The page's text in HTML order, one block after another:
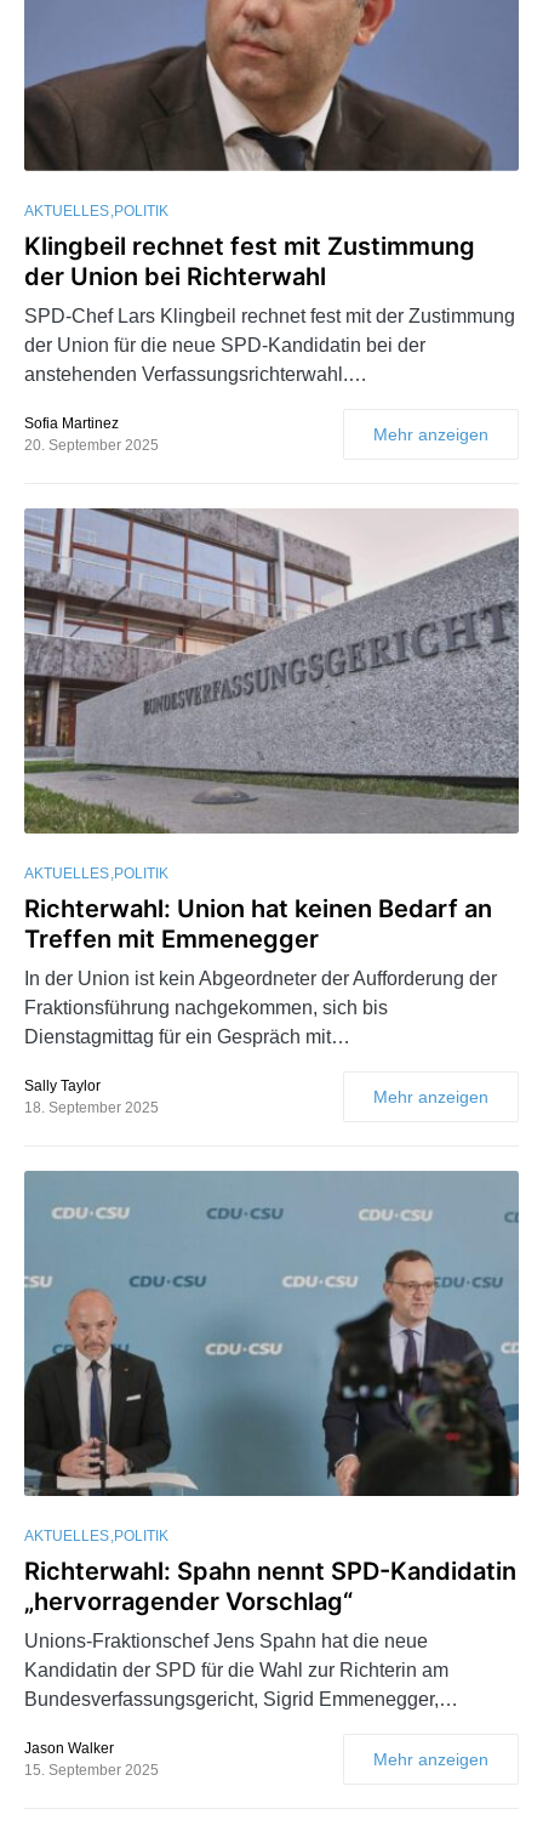
AKTUELLES POLITIK
Klingbeil rechnet fest mit Zustimmung
der Union bei Richterwahl
SPD-Chef Lars Klingbeil rechnet fest mit der Zustimmung
der Union für die neue SPD-Kandidatin bei der
anstehenden Verfassungsrichterwahl.…
Sofia Martinez
20. September 2025
Mehr anzeigen
AKTUELLES POLITIK
Richterwahl: Union hat keinen Bedarf an
Treffen mit Emmenegger
In der Union ist kein Abgeordneter der Aufforderung der
Fraktionsführung nachgekommen, sich bis
Dienstagmittag für ein Gespräch mit…
Sally Taylor
18. September 2025
Mehr anzeigen
AKTUELLES POLITIK
Richterwahl: Spahn nennt SPD-Kandidatin
„hervorragender Vorschlag“
Unions-Fraktionschef Jens Spahn hat die neue
Kandidatin der SPD für die Wahl zur Richterin am
Bundesverfassungsgericht, Sigrid Emmenegger,…
Jason Walker
15. September 2025
Mehr anzeigen